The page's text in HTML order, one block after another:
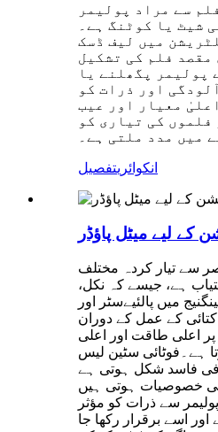
سے مراد پولیمر
شیٹ یا کوٹنگ ہے۔
میں لیف ڈسک
مقصد فلم کی تشکیل
پولیمر پگھلنے یا
اور ذرات کو
معیار اور عیب
فلموں کی تیاری کو
میں مدد ملتی ہے۔
انکوائریتفصیل
کے لیے میٹل پاؤڈر
سے تیار کردہ مختلف
ہے، جیسے کہ نکل،
میں پالئیےسٹر اور
کتائی کے عمل کے دوران
اعلی طاقت اور اعلی
ہے۔فوٹائی سٹین لیس
فاسد شکل ہوتی ہے
خصوصیات ہوتی ہیں
سے ذرات کو مؤثر
اسے برقرار رکھا جا